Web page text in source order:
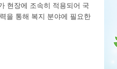
현장에 조속히 적용되어 국
을 통해 복지 분야에 필요한